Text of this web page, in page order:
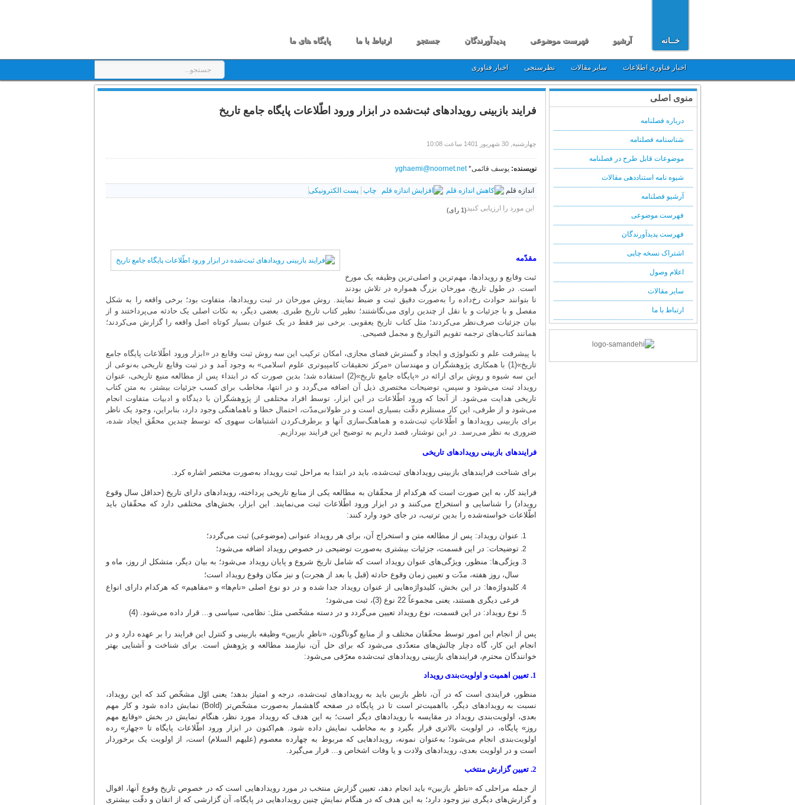
خــانه آرشیو فهرست موضوعی پدیدآورندگان جستجو ارتباط با ما پایگاه های ما
اخبار فناوری اطلاعات سایر مقالات نظرسنجی اخبار فناوری
فرایند بازبینی رویدادهای ثبت‌شده در ابزار ورود اطّلاعات پایگاه جامع تاریخ
چهارشنبه, 30 شهریور 1401 ساعت 10:08
نویسنده: یوسف قائمی*yghaemi@noornet.net
اندازه قلم چاپ پست الکترونیکی
این مورد را ارزیابی کنید(1 رای)
مقدّمه
ثبت وقایع و رویدادها، مهم‌ترین و اصلی‌ترین وظیفه یک مورخ
است. در طول تاریخ، مورخان بزرگ همواره در تلاش بودند
تا بتوانند حوادث رخ‌داده را به‌صورت دقیق ثبت و ضبط نمایند. روش مورخان در ثبت رویدادها، متفاوت بود؛ برخی واقعه را به شکل
مفصل و با جزئیات و با نقل از چندین راوی می‌نگاشتند؛ نظیر کتاب تاریخ طبری. بعضی دیگر، به نکات اصلی یک حادثه می‌پرداختند و از
بیان جزئیات صرف‌نظر می‌کردند؛ مثل کتاب تاریخ یعقوبی. برخی نیز فقط در یک عنوان بسیار کوتاه اصل واقعه را گزارش می‌کردند؛
همانند کتاب‌های ترجمه تقویم التواریخ و مجمل فصیحی.
با پیشرفت علم و تکنولوژی و ایجاد و گسترش فضای مجازی، امکان ترکیب این سه روش ثبت وقایع در «ابزار ورود اطّلاعات پایگاه جامع
تاریخ»(1) با همکاری پژوهشگران و مهندسان «مرکز تحقیقات کامپیوتری علوم اسلامی» به وجود آمد و در ثبت وقایع تاریخی به‌نوعی از
این سه شیوه و روش برای ارائه در «پایگاه جامع تاریخ»(2) استفاده شد؛ بدین صورت که در ابتداء پس از مطالعه منبع تاریخی، عنوان
رویداد ثبت می‌شود و سپس، توضیحات مختصری ذیل آن اضافه می‌گردد و در انتها، مخاطب برای کسب جزئیات بیشتر، به متن کتاب
تاریخی هدایت می‌شود. از آنجا که ورود اطّلاعات در این ابزار، توسط افراد مختلفی از پژوهشگران با دیدگاه و ادبیات متفاوت انجام
می‌شود و از طرفی، این کار مستلزم دقّت بسیاری است و در طولانی‌مدّت، احتمال خطا و ناهماهنگی وجود دارد، بنابراین، وجود یک ناظر
برای بازبینی رویدادها و اطّلاعاتِ ثبت‌شده و هماهنگ‌سازی آنها و برطرف‌کردن اشتباهات سهوی که توسط چندین محقّق ایجاد شده،
ضروری به نظر می‌رسد. در این نوشتار، قصد داریم به توضیح این فرایند بپردازیم.
فرایندهای بازبینی رویدادهای تاریخی
برای شناخت فرایندهای بازبینی رویدادهای ثبت‌شده، باید در ابتدا به مراحل ثبت رویداد به‌صورت مختصر اشاره کرد.
فرایند کار، به این صورت است که هرکدام از محقّقان به مطالعه یکی از منابع تاریخی پرداخته، رویدادهای دارای تاریخ (حداقل سال وقوع
رویداد) را شناسایی و استخراج می‌کنند و در ابزار ورود اطّلاعات ثبت می‌نمایند. این ابزار، بخش‌های مختلفی دارد که محقّقان باید
اطّلاعات خواسته‌شده را بدین ترتیب، در جای خود وارد کنند:
عنوان رویداد: پس از مطالعه متن و استخراج آن، برای هر رویداد عنوانی (موضوعی) ثبت می‌گردد؛
توضیحات: در این قسمت، جزئیات بیشتری به‌صورت توضیحی در خصوص رویداد اضافه می‌شود؛
ویژگی‌ها: منظور، ویژگی‌های عنوان رویداد است که شامل تاریخ شروع و پایان رویداد می‌شود؛ به بیان دیگر، متشکل از روز، ماه و
سال، روز هفته، مدّت و تعیین زمان وقوع حادثه (قبل یا بعد از هجرت) و نیز مکان وقوع رویداد است؛
کلیدواژه‌ها: در این بخش، کلیدواژه‌هایی از عنوان رویداد جدا شده و در دو نوع اصلی «نام‌ها» و «مفاهیم» که هرکدام دارای انواع
فرعی دیگری هستند، یعنی مجموعاً 22 نوع (3)، ثبت می‌شود؛
نوع رویداد: در این قسمت، نوع رویداد تعیین می‌گردد و در دسته مشخّصی مثل: نظامی، سیاسی و... قرار داده می‌شود. (4)
پس از انجام این امور توسط محقّقان مختلف و از منابع گوناگون، «ناظرِ بازبین» وظیفه بازبینی و کنترل این فرایند را بر عهده دارد و در
انجام این کار، گاه دچار چالش‌های متعدّدی می‌شود که برای حل آن، نیازمند مطالعه و پژوهش است. برای شناخت و آشنایی بهتر
خوانندگان محترم، فرایندهای بازبینی رویدادهای ثبت‌شده معرّفی می‌شود:
1. تعیین اهمیت و اولویت‌بندی رویداد
منظور، فرایندی است که در آن، ناظرِ بازبین باید به رویدادهای ثبت‌شده، درجه و امتیاز بدهد؛ یعنی اوّل مشخّص کند که این رویداد،
نسبت به رویدادهای دیگر، بااهمیت‌تر است تا در پایگاه در صفحه گاهشمار به‌صورت مشخّص‌تر (Bold) نمایش داده شود و کار مهم
بعدی، اولویت‌بندی رویداد در مقایسه با رویدادهای دیگر است؛ به این هدف که رویداد مورد نظر، هنگام نمایش در بخش «وقایع مهم
روز» پایگاه، در اولویت بالاتری قرار بگیرد و به مخاطب نمایش داده شود. هم‌اکنون در ابزار ورود اطّلاعات پایگاه تا «چهار» رده
اولویت‌بندی انجام می‌شود؛ به‌عنوان نمونه، رویدادهایی که مربوط به چهارده معصوم (علیهم السلام) است، از اولویت یک برخوردار
است و در اولویت بعدی، رویدادهای ولادت و یا وفات اشخاص و... قرار می‌گیرد.
2. تعیین گزارش منتخب
از جمله مراحلی که «ناظرِ بازبین» باید انجام دهد، تعیین گزارش منتخب در مورد رویدادهایی است که در خصوص تاریخ وقوع آنها، اقوال
و گزارش‌های دیگری نیز وجود دارد؛ به این هدف که در هنگام نمایشِ چنین رویدادهایی در پایگاه، آن گزارشی که از اتقان و دقّت بیشتری
منوی اصلی
درباره فصلنامه
شناسنامه فصلنامه
موضوعات قابل طرح در فصلنامه
شیوه نامه استناددهی مقالات
آرشیو فصلنامه
فهرست موضوعی
فهرست پدیدآورندگان
اشتراک نسخه چاپی
اعلام وصول
سایر مقالات
ارتباط با ما